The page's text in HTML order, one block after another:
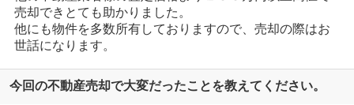
売却できとても助かりました。
他にも物件を多数所有しておりますので、売却の際はお
世話になります。
今回の不動産売却で大変だったことを教えてください。